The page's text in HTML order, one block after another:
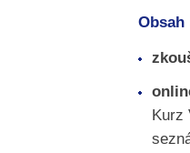
Obsah
Kurz